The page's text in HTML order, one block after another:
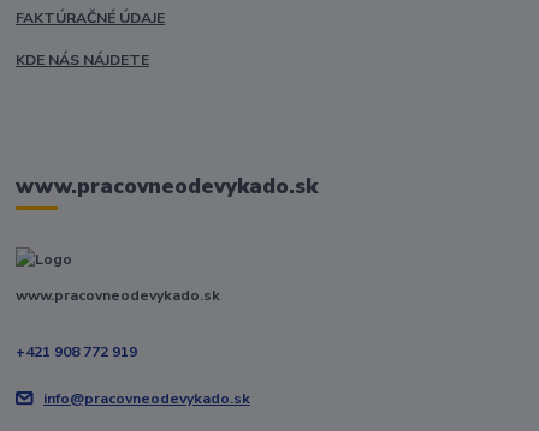
FAKTÚRAČNÉ ÚDAJE
KDE NÁS NÁJDETE
www.pracovneodevykado.sk
www.pracovneodevykado.sk
+421 908 772 919
info@pracovneodevykado.sk